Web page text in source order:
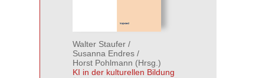
Walter Staufer /
Susanna Endres /
Horst Pohlmann (Hrsg.)
KI in der kulturellen Bildung